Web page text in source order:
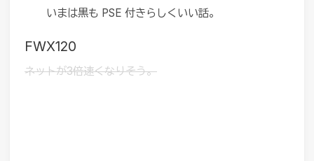
いまは黒も PSE 付きらしくいい話。
FWX120
ネットが3倍速くなりそう。